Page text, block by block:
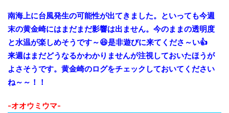
南海上に台風発生の可能性が出てきました。といっても今週
末の黄金崎にはまだまだ影響は出ません。今のままの透明度
と水温が楽しめそうです～😆是非遊びに来てくださ～い👍
来週はまだどうなるかわかりませんが注視しておいたほうが
よさそうです。黄金崎のログをチェックしておいてください
ね～～！！
-オオウミウマ-